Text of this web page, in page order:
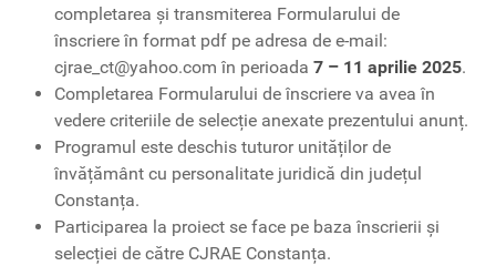
completarea și transmiterea Formularului de
înscriere în format pdf pe adresa de e-mail:
cjrae_ct@yahoo.com în perioada 7 – 11 aprilie 2025.
Completarea Formularului de înscriere va avea în
vedere criteriile de selecție anexate prezentului anunț.
Programul este deschis tuturor unităților de
învățământ cu personalitate juridică din județul
Constanța.
Participarea la proiect se face pe baza înscrierii și
selecției de către CJRAE Constanța.